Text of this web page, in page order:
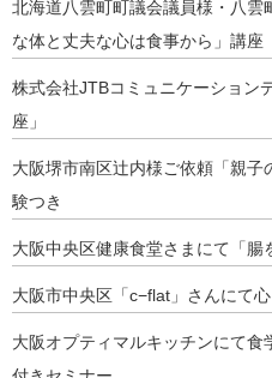
北海道八雲町町議会議員様・八
な体と丈夫な心は食事から」講座
株式会社JTBコミュニケーション
座」
大阪堺市南区辻内様ご依頼「親
験つき
大阪中央区健康食堂さまにて「腸
大阪市中央区「c−flat」さんにて
大阪オプティマルキッチンにて